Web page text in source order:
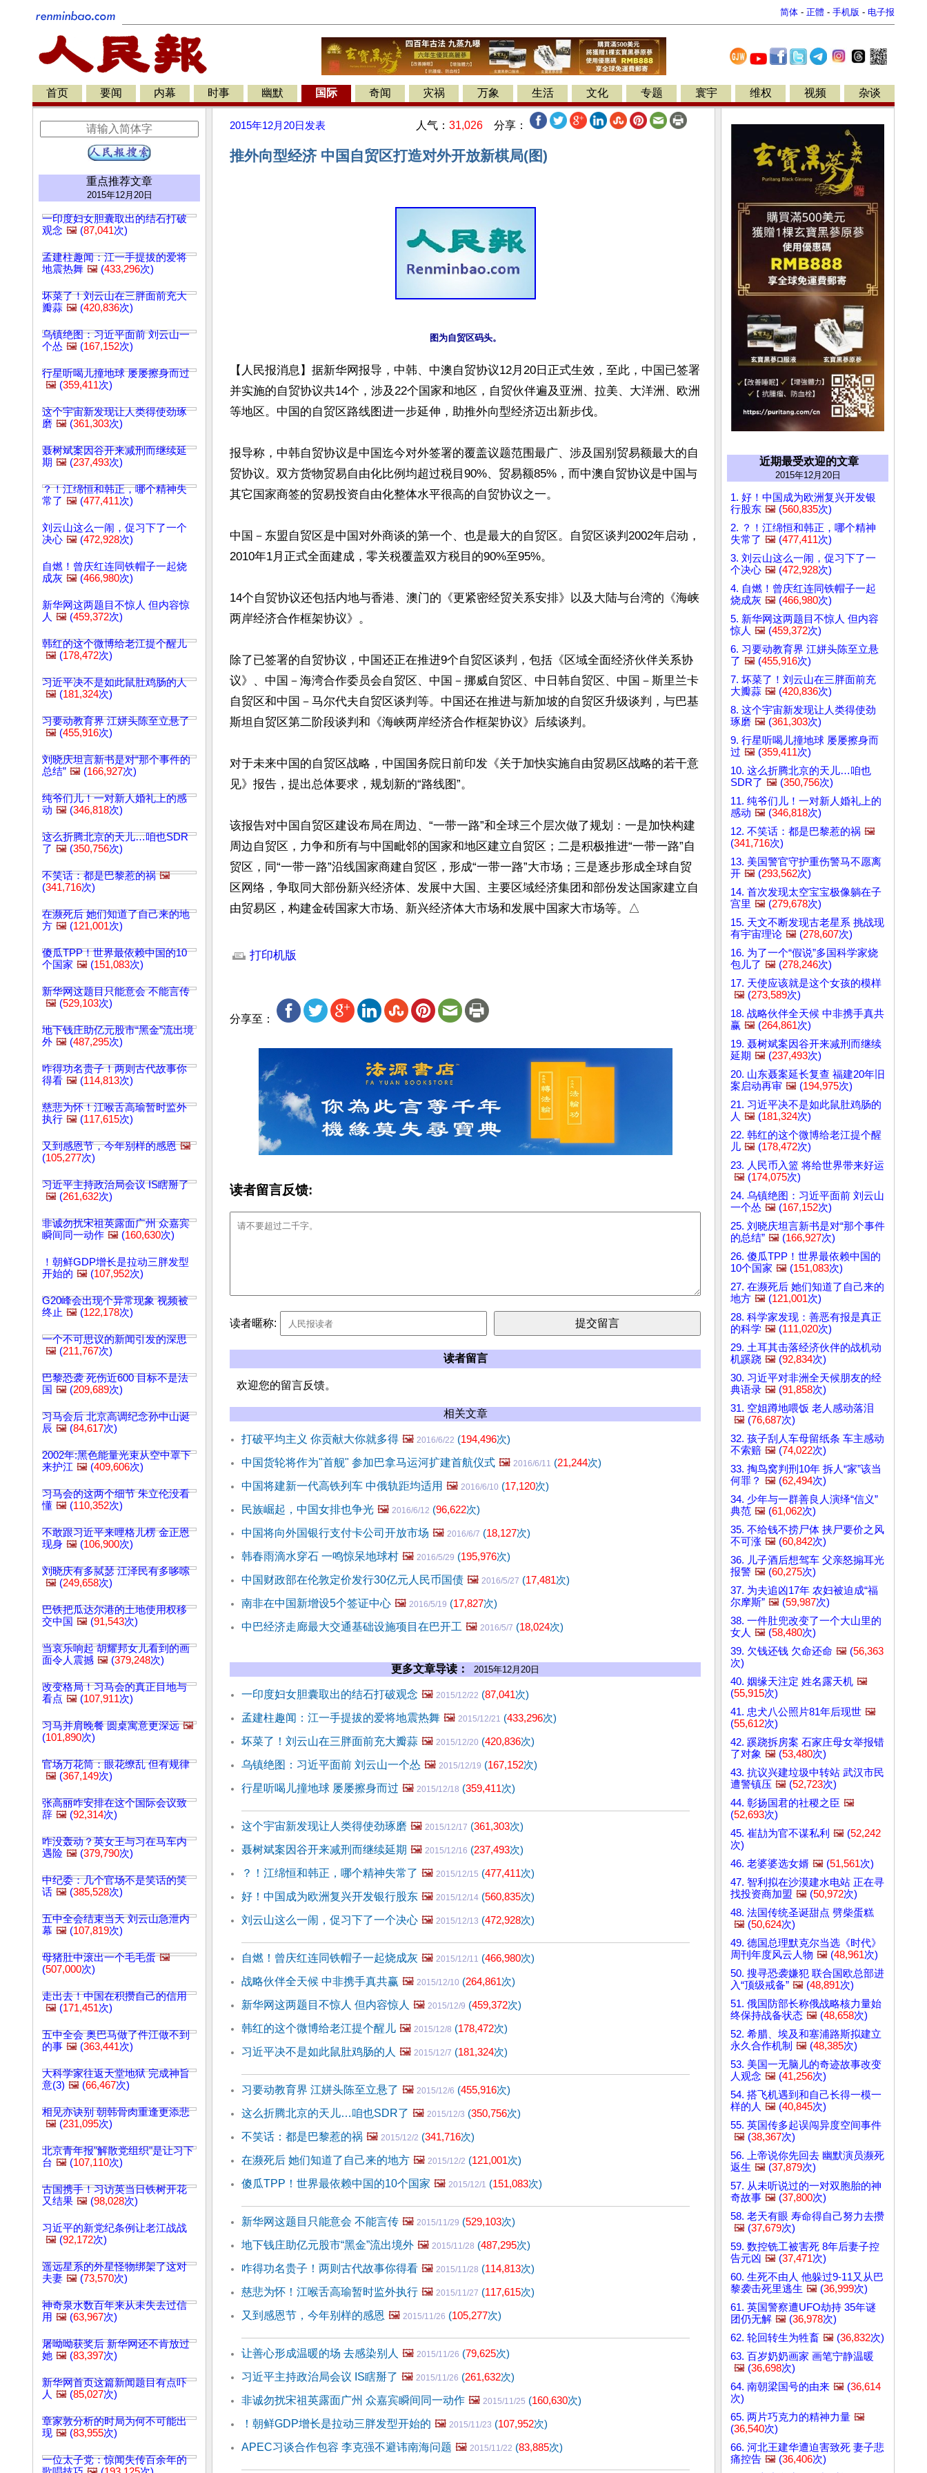
简体 - 正體 - 手机版 - 电子报
首页 要闻 内幕 时事 幽默 国际 奇闻 灾祸 万象 生活 文化 专题 寰宇 维权 视频 杂谈
重点推荐文章
2015年12月20日
一印度妇女胆囊取出的结石打破
观念 🖼️ (87,041次)
孟建柱趣闻：江一手提拔的爱将
地震热舞 🖼️ (433,296次)
坏菜了！刘云山在三胖面前充大
瓣蒜 🖼️ (420,836次)
乌镇绝图：习近平面前 刘云山一
个怂 🖼️ (167,152次)
行星听喝儿撞地球 屡屡擦身而过
🖼️ (359,411次)
这个宇宙新发现让人类得使劲琢
磨 🖼️ (361,303次)
聂树斌案因谷开来减刑而继续延
期 🖼️ (237,493次)
？！江绵恒和韩正，哪个精神失
常了 🖼️ (477,411次)
刘云山这么一闹，促习下了一个
决心 🖼️ (472,928次)
自燃！曾庆红连同铁帽子一起烧
成灰 🖼️ (466,980次)
新华网这两题目不惊人 但内容惊
人 🖼️ (459,372次)
韩红的这个微博给老江提个醒儿
🖼️ (178,472次)
习近平决不是如此鼠肚鸡肠的人
🖼️ (181,324次)
习要动教育界 江姘头陈至立悬了
🖼️ (455,916次)
刘晓庆坦言新书是对“那个事件的
总结” 🖼️ (166,927次)
纯爷们儿！一对新人婚礼上的感
动 🖼️ (346,818次)
这么折腾北京的天儿…咱也SDR
了 🖼️ (350,756次)
不笑话：都是巴黎惹的祸 🖼️
(341,716次)
在濒死后 她们知道了自己来的地
方 🖼️ (121,001次)
傻瓜TPP！世界最依赖中国的10
个国家 🖼️ (151,083次)
新华网这题目只能意会 不能言传
🖼️ (529,103次)
地下钱庄助亿元股市“黑金”流出境
外 🖼️ (487,295次)
咋得功名贵子！两则古代故事你
得看 🖼️ (114,813次)
慈悲为怀！江喉舌高瑜暂时监外
执行 🖼️ (117,615次)
又到感恩节，今年别样的感恩 🖼️
(105,277次)
习近平主持政治局会议 IS瞎掰了
🖼️ (261,632次)
非诚勿扰宋祖英露面广州 众嘉宾
瞬间同一动作 🖼️ (160,630次)
！朝鲜GDP增长是拉动三胖发型
开始的 🖼️ (107,952次)
G20峰会出现个异常现象 视频被
终止 🖼️ (122,178次)
一个不可思议的新闻引发的深思
🖼️ (211,767次)
巴黎恐袭 死伤近600 目标不是法
国 🖼️ (209,689次)
习马会后 北京高调纪念孙中山诞
辰 🖼️ (84,617次)
2002年:黑色能量光束从空中罩下
来护江 🖼️ (409,606次)
习马会的这两个细节 朱立伦没看
懂 🖼️ (110,352次)
不敢跟习近平来哩格儿楞 金正恩
现身 🖼️ (106,900次)
刘晓庆有多脦瑟 江泽民有多哆嗦
🖼️ (249,658次)
巴铁把瓜达尔港的土地使用权移
交中国 🖼️ (91,543次)
当哀乐响起 胡耀邦女儿看到的画
面令人震撼 🖼️ (379,248次)
改变格局！习马会的真正目地与
看点 🖼️ (107,911次)
习马并肩晚餐 圆桌寓意更深远 🖼️
(101,890次)
官场万花筒：眼花缭乱 但有规律
🖼️ (367,149次)
张高丽咋安排在这个国际会议致
辞 🖼️ (92,314次)
咋没轰动？英女王与习在马车内
遇险 🖼️ (379,790次)
中纪委：几个官场不是笑话的笑
话 🖼️ (385,528次)
五中全会结束当天 刘云山急泄内
幕 🖼️ (107,819次)
母猪肚中滚出一个毛毛蛋 🖼️
(507,000次)
走出去！中国在积攒自己的信用
🖼️ (171,451次)
五中全会 奥巴马做了件江做不到
的事 🖼️ (363,441次)
大科学家往返天堂地狱 完成神旨
意(3) 🖼️ (66,467次)
相见亦诀别 朝韩骨肉重逢更添悲
🖼️ (231,095次)
北京青年报"解散党组织"是让习下
台 🖼️ (107,110次)
古国携手！习访英当日铁树开花
又结果 🖼️ (98,028次)
习近平的新党纪条例让老江战战
🖼️ (92,172次)
遥远星系的外星怪物绑架了这对
夫妻 🖼️ (73,570次)
神奇泉水数百年来从未失去过信
用 🖼️ (63,967次)
屠呦呦获奖后 新华网还不肯放过
她 🖼️ (83,397次)
新华网首页这篇新闻题目有点吓
人 🖼️ (85,027次)
章家敦分析的时局为何不可能出
现 🖼️ (83,955次)
一位太子党：惊闻失传百余年的
2015年12月20日 发表 人气： 31,026 分享：
推外向型经济 中国自贸区打造对外开放新棋局(图)
【人民报消息】据新华网报导，中韩、中澳自贸协议12月20日正式生效，至此，中国已签署
并实施的自贸协议共14个，涉及22个国家和地区，自贸伙伴遍及亚洲、拉美、大洋洲、欧洲
等地区。中国的自贸区路线图进一步延伸，助推外向型经济迈出新步伐。
报导称，中韩自贸协议是中国迄今对外签署的覆盖议题范围最广、涉及国别贸易额最大的自
贸协议。双方货物贸易自由化比例均超过税目90%、贸易额85%，而中澳自贸协议是中国与
其它国家商签的贸易投资自由化整体水平很高的自贸协议之一。
中国－东盟自贸区是中国对外商谈的第一个、也是最大的自贸区。自贸区谈判2002年启动，
2010年1月正式全面建成，零关税覆盖双方税目的90%至95%。
14个自贸协议还包括内地与香港、澳门的《更紧密经贸关系安排》以及大陆与台湾的《海峡
两岸经济合作框架协议》。
除了已签署的自贸协议，中国还正在推进9个自贸区谈判，包括《区域全面经济伙伴关系协
议》、中国－海湾合作委员会自贸区、中国－挪威自贸区、中日韩自贸区、中国－斯里兰卡
自贸区和中国－马尔代夫自贸区谈判等。中国还在推进与新加坡的自贸区升级谈判，与巴基
斯坦自贸区第二阶段谈判和《海峡两岸经济合作框架协议》后续谈判。
对于未来中国的自贸区战略，中国国务院日前印发《关于加快实施自由贸易区战略的若干意
见》报告，提出总体要求，规划新的“路线图”。
该报告对中国自贸区建设布局在周边、“一带一路”和全球三个层次做了规划：一是加快构建
周边自贸区，力争和所有与中国毗邻的国家和地区建立自贸区；二是积极推进“一带一路”自
贸区，同“一带一路”沿线国家商建自贸区，形成“一带一路”大市场；三是逐步形成全球自贸
区网络，争取同大部份新兴经济体、发展中大国、主要区域经济集团和部份发达国家建立自
由贸易区，构建金砖国家大市场、新兴经济体大市场和发展中国家大市场等。△
打印机版
分享至：
读者留言反馈:
读者暱称:
读者留言
欢迎您的留言反馈。
相关文章
打破平均主义 你贡献大你就多得 🖼️ 2016/6/22 (194,496次)
中国货轮将作为"首舰" 参加巴拿马运河扩建首航仪式 🖼️ 2016/6/11 (21,244次)
中国将建新一代高铁列车 中俄轨距均适用 🖼️ 2016/6/10 (17,120次)
民族崛起，中国女排也争光 🖼️ 2016/6/12 (96,622次)
中国将向外国银行支付卡公司开放市场 🖼️ 2016/6/7 (18,127次)
韩春雨滴水穿石 一鸣惊呆地球村 🖼️ 2016/5/29 (195,976次)
中国财政部在伦敦定价发行30亿元人民币国债 🖼️ 2016/5/27 (17,481次)
南非在中国新增设5个签证中心 🖼️ 2016/5/19 (17,827次)
中巴经济走廊最大交通基础设施项目在巴开工 🖼️ 2016/5/7 (18,024次)
更多文章导读： 2015年12月20日
一印度妇女胆囊取出的结石打破观念 🖼️ 2015/12/22 (87,041次)
孟建柱趣闻：江一手提拔的爱将地震热舞 🖼️ 2015/12/21 (433,296次)
坏菜了！刘云山在三胖面前充大瓣蒜 🖼️ 2015/12/20 (420,836次)
乌镇绝图：习近平面前 刘云山一个怂 🖼️ 2015/12/19 (167,152次)
行星听喝儿撞地球 屡屡擦身而过 🖼️ 2015/12/18 (359,411次)
这个宇宙新发现让人类得使劲琢磨 🖼️ 2015/12/17 (361,303次)
聂树斌案因谷开来减刑而继续延期 🖼️ 2015/12/16 (237,493次)
？！江绵恒和韩正，哪个精神失常了 🖼️ 2015/12/15 (477,411次)
好！中国成为欧洲复兴开发银行股东 🖼️ 2015/12/14 (560,835次)
刘云山这么一闹，促习下了一个决心 🖼️ 2015/12/13 (472,928次)
自燃！曾庆红连同铁帽子一起烧成灰 🖼️ 2015/12/11 (466,980次)
战略伙伴全天候 中非携手真共赢 🖼️ 2015/12/10 (264,861次)
新华网这两题目不惊人 但内容惊人 🖼️ 2015/12/9 (459,372次)
韩红的这个微博给老江提个醒儿 🖼️ 2015/12/8 (178,472次)
习近平决不是如此鼠肚鸡肠的人 🖼️ 2015/12/7 (181,324次)
习要动教育界 江姘头陈至立悬了 🖼️ 2015/12/6 (455,916次)
这么折腾北京的天儿…咱也SDR了 🖼️ 2015/12/3 (350,756次)
不笑话：都是巴黎惹的祸 🖼️ 2015/12/2 (341,716次)
在濒死后 她们知道了自己来的地方 🖼️ 2015/12/2 (121,001次)
傻瓜TPP！世界最依赖中国的10个国家 🖼️ 2015/12/1 (151,083次)
新华网这题目只能意会 不能言传 🖼️ 2015/11/29 (529,103次)
地下钱庄助亿元股市“黑金”流出境外 🖼️ 2015/11/28 (487,295次)
咋得功名贵子！两则古代故事你得看 🖼️ 2015/11/28 (114,813次)
慈悲为怀！江喉舌高瑜暂时监外执行 🖼️ 2015/11/27 (117,615次)
又到感恩节，今年别样的感恩 🖼️ 2015/11/26 (105,277次)
让善心形成温暖的场 去感染别人 🖼️ 2015/11/26 (79,625次)
习近平主持政治局会议 IS瞎掰了 🖼️ 2015/11/26 (261,632次)
非诚勿扰宋祖英露面广州 众嘉宾瞬间同一动作 🖼️ 2015/11/25 (160,630次)
！朝鲜GDP增长是拉动三胖发型开始的 🖼️ 2015/11/23 (107,952次)
APEC习谈合作包容 李克强不避讳南海问题 🖼️ 2015/11/22 (83,885次)
近期最受欢迎的文章
2015年12月20日
1. 好！中国成为欧洲复兴开发银
行股东 🖼️ (560,835次)
2. ？！江绵恒和韩正，哪个精神
失常了 🖼️ (477,411次)
3. 刘云山这么一闹，促习下了一
个决心 🖼️ (472,928次)
4. 自燃！曾庆红连同铁帽子一起
烧成灰 🖼️ (466,980次)
5. 新华网这两题目不惊人 但内容
惊人 🖼️ (459,372次)
6. 习要动教育界 江姘头陈至立悬
了 🖼️ (455,916次)
7. 坏菜了！刘云山在三胖面前充
大瓣蒜 🖼️ (420,836次)
8. 这个宇宙新发现让人类得使劲
琢磨 🖼️ (361,303次)
9. 行星听喝儿撞地球 屡屡擦身而
过 🖼️ (359,411次)
10. 这么折腾北京的天儿…咱也
SDR了 🖼️ (350,756次)
11. 纯爷们儿！一对新人婚礼上的
感动 🖼️ (346,818次)
12. 不笑话：都是巴黎惹的祸 🖼️
(341,716次)
13. 美国警官守护重伤警马不愿离
开 🖼️ (293,562次)
14. 首次发现太空宝宝极像躺在子
宫里 🖼️ (279,678次)
15. 天文不断发现古老星系 挑战现
有宇宙理论 🖼️ (278,607次)
16. 为了一个“假说”多国科学家烧
包儿了 🖼️ (278,246次)
17. 天使应该就是这个女孩的模样
🖼️ (273,589次)
18. 战略伙伴全天候 中非携手真共
赢 🖼️ (264,861次)
19. 聂树斌案因谷开来减刑而继续
延期 🖼️ (237,493次)
20. 山东聂案延长复查 福建20年旧
案启动再审 🖼️ (194,975次)
21. 习近平决不是如此鼠肚鸡肠的
人 🖼️ (181,324次)
22. 韩红的这个微博给老江提个醒
儿 🖼️ (178,472次)
23. 人民币入篮 将给世界带来好运
🖼️ (174,075次)
24. 乌镇绝图：习近平面前 刘云山
一个怂 🖼️ (167,152次)
25. 刘晓庆坦言新书是对“那个事件
的总结” 🖼️ (166,927次)
26. 傻瓜TPP！世界最依赖中国的
10个国家 🖼️ (151,083次)
27. 在濒死后 她们知道了自己来的
地方 🖼️ (121,001次)
28. 科学家发现：善恶有报是真正
的科学 🖼️ (111,020次)
29. 土耳其击落经济伙伴的战机动
机蹊跷 🖼️ (92,834次)
30. 习近平对非洲全天候朋友的经
典语录 🖼️ (91,858次)
31. 空姐蹲地喂饭 老人感动落泪
🖼️ (76,687次)
32. 孩子刮人车母留纸条 车主感动
不索赔 🖼️ (74,022次)
33. 掏鸟窝判刑10年 拆人“家”该当
何罪？ 🖼️ (62,494次)
34. 少年与一群善良人演绎“信义”
典范 🖼️ (61,062次)
35. 不给钱不捞尸体 挟尸要价之风
不可涨 🖼️ (60,842次)
36. 儿子酒后想驾车 父亲怒搧耳光
报警 🖼️ (60,275次)
37. 为夫追凶17年 农妇被迫成“福
尔摩斯” 🖼️ (59,987次)
38. 一件肚兜改变了一个大山里的
女人 🖼️ (58,480次)
39. 欠钱还钱 欠命还命 🖼️ (56,363
次)
40. 姻缘天注定 姓名露天机 🖼️
(55,915次)
41. 忠犬八公照片81年后现世 🖼️
(55,612次)
42. 蹊跷拆房案 石家庄母女举报错
了对象 🖼️ (53,480次)
43. 抗议兴建垃圾中转站 武汉市民
遭警镇压 🖼️ (52,723次)
44. 彰扬国君的社稷之臣 🖼️
(52,693次)
45. 崔劼为官不谋私利 🖼️ (52,242
次)
46. 老婆婆选女婿 🖼️ (51,561次)
47. 智利拟在沙漠建水电站 正在寻
找投资商加盟 🖼️ (50,972次)
48. 法国传统圣诞甜点 劈柴蛋糕
🖼️ (50,624次)
49. 德国总理默克尔当选《时代》
周刊年度风云人物 🖼️ (48,961次)
50. 搜寻恐袭嫌犯 联合国欧总部进
入“顶级戒备” 🖼️ (48,891次)
51. 俄国防部长称俄战略核力量始
终保持战备状态 🖼️ (48,658次)
52. 希腊、埃及和塞浦路斯拟建立
永久合作机制 🖼️ (48,385次)
53. 美国一无脑儿的奇迹故事改变
人观念 🖼️ (41,256次)
54. 搭飞机遇到和自己长得一模一
样的人 🖼️ (40,845次)
55. 英国传多起误闯异度空间事件
🖼️ (38,367次)
56. 上帝说你先回去 幽默演员濒死
返生 🖼️ (37,879次)
57. 从未听说过的一对双胞胎的神
奇故事 🖼️ (37,800次)
58. 老天有眼 寿命得自己努力去攒
🖼️ (37,679次)
59. 数控铣工被害死 8年后妻子控
告元凶 🖼️ (37,471次)
60. 生死不由人 他躲过9-11又从巴
黎袭击死里逃生 🖼️ (36,999次)
61. 英国警察遭UFO劫持 35年谜
团仍无解 🖼️ (36,978次)
62. 轮回转生为牲畜 🖼️ (36,832次)
63. 百岁奶奶画家 画笔宁静温暖
🖼️ (36,698次)
64. 南朝梁国号的由来 🖼️ (36,614
次)
65. 两片巧克力的精神力量 🖼️
(36,540次)
66. 河北王建华遭迫害致死 妻子悲
痛控告 🖼️ (36,406次)